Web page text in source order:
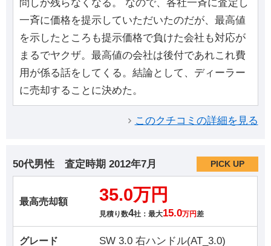
問しか残らなくなる。 なので、各社一斉に査定し
一斉に価格を提示していただいたのだが、最高値
を示したところも提示価格で負けた会社も対応が
まるでヤクザ。最高値の会社は後付であれこれ費
用が係る話をしてくる。結論として、ディーラー
に売却することに決めた。
このクチコミの詳細を見る
50代男性 査定時期 2012年7月 PICK UP
最高売却額 35.0万円
見積り数4社：最大15.0万円差
グレード SW 3.0 右ハンドル(AT_3.0)